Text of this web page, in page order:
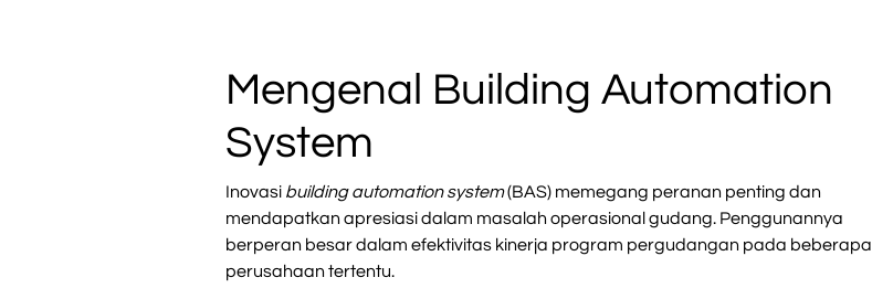
Mengenal Building Automation
System
Inovasi building automation system(BAS) memegang peranan penting dan
mendapatkan apresiasi dalam masalah operasional gudang. Penggunannya
berperan besar dalam efektivitas kinerja program pergudangan pada beberapa
perusahaan tertentu.